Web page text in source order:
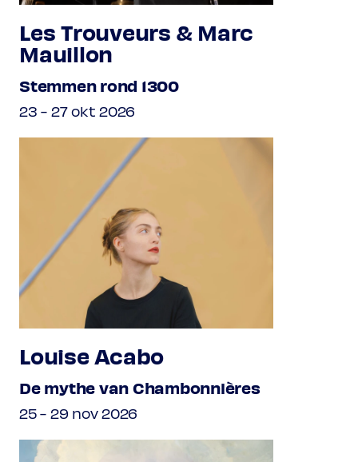
Les Trouveurs & Marc
Mauillon
Stemmen rond 1300
23 - 27 okt 2026
Louise Acabo
De mythe van Chambonnières
25 - 29 nov 2026